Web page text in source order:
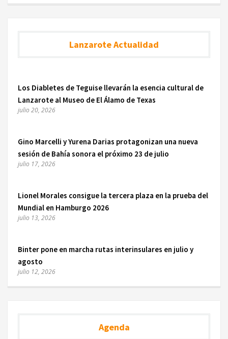
Lanzarote Actualidad
Los Diabletes de Teguise llevarán la esencia cultural de
Lanzarote al Museo de El Álamo de Texas
julio 20, 2026
Gino Marcelli y Yurena Darias protagonizan una nueva
sesión de Bahía sonora el próximo 23 de julio
julio 17, 2026
Lionel Morales consigue la tercera plaza en la prueba del
Mundial en Hamburgo 2026
julio 13, 2026
Binter pone en marcha rutas interinsulares en julio y
agosto
julio 12, 2026
Agenda